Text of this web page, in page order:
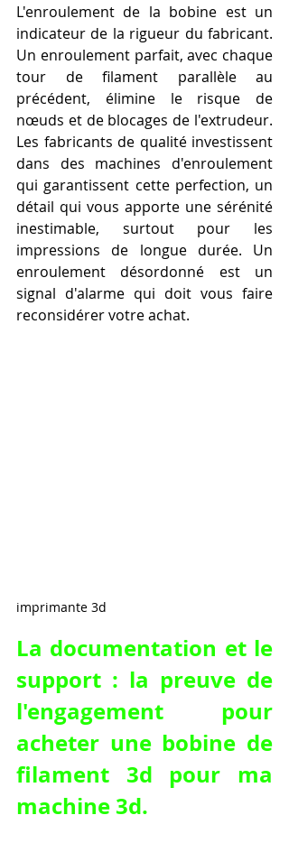
L'enroulement de la bobine est un
indicateur de la rigueur du fabricant.
Un enroulement parfait, avec chaque
tour de filament parallèle au
précédent, élimine le risque de
nœuds et de blocages de l'extrudeur.
Les fabricants de qualité investissent
dans des machines d'enroulement
qui garantissent cette perfection, un
détail qui vous apporte une sérénité
inestimable, surtout pour les
impressions de longue durée. Un
enroulement désordonné est un
signal d'alarme qui doit vous faire
reconsidérer votre achat.
imprimante 3d
La documentation et le
support : la preuve de
l'engagement pour
acheter une bobine de
filament 3d pour ma
machine 3d.